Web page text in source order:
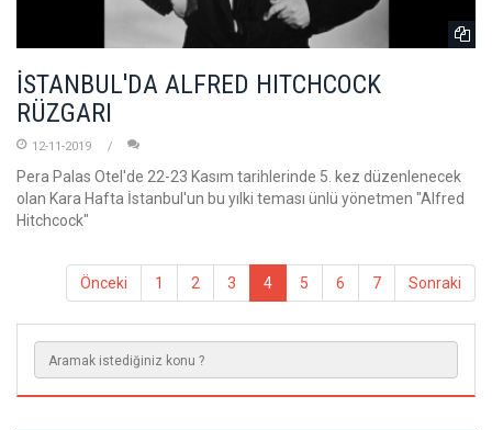
İSTANBUL'DA ALFRED HITCHCOCK
RÜZGARI
12-11-2019
Pera Palas Otel'de 22-23 Kasım tarihlerinde 5. kez düzenlenecek
olan Kara Hafta İstanbul'un bu yılki teması ünlü yönetmen "Alfred
Hitchcock"
Önceki 1 2 3 4 5 6 7 Sonraki